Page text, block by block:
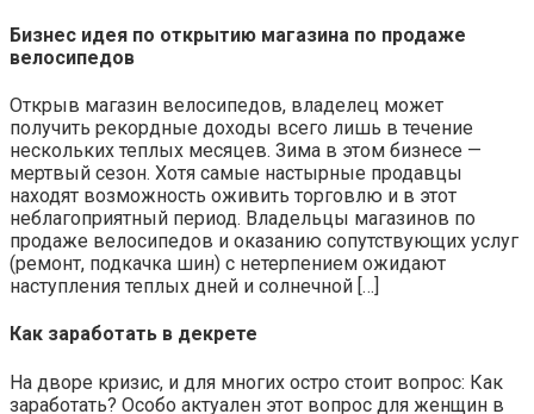
Бизнес идея по открытию магазина по продаже
велосипедов
Открыв магазин велосипедов, владелец может
получить рекордные доходы всего лишь в течение
нескольких теплых месяцев. Зима в этом бизнесе —
мертвый сезон. Хотя самые настырные продавцы
находят возможность оживить торговлю и в этот
неблагоприятный период. Владельцы магазинов по
продаже велосипедов и оказанию сопутствующих услуг
(ремонт, подкачка шин) с нетерпением ожидают
наступления теплых дней и солнечной […]
Как заработать в декрете
На дворе кризис, и для многих остро стоит вопрос: Как
заработать? Особо актуален этот вопрос для женщин в